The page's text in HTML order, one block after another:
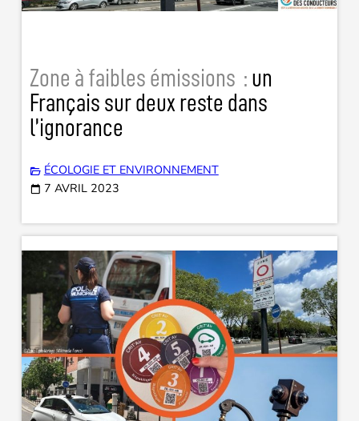
Zone à faibles émissions : un
Français sur deux reste dans
l’ignorance
ÉCOLOGIE ET ENVIRONNEMENT
7 AVRIL 2023